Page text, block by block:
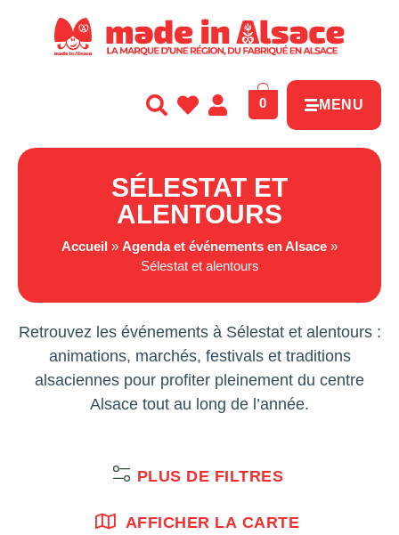
0 MENU
SÉLESTAT ET
ALENTOURS
Accueil » Agenda et événements en Alsace »
Sélestat et alentours
Retrouvez les événements à Sélestat et alentours :
animations, marchés, festivals et traditions
alsaciennes pour profiter pleinement du centre
Alsace tout au long de l’année.
PLUS DE FILTRES
AFFICHER LA CARTE